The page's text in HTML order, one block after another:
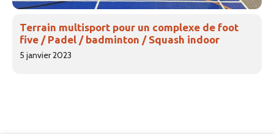
Terrain multisport pour un complexe de foot
five / Padel / badminton / Squash indoor
5 janvier 2023